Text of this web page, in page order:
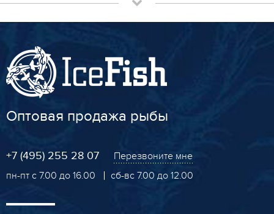
Оптовая продажа рыбы
+7 (495) 255 28 07
Перезвоните мне
пн-пт с 7.00 до 16.00
сб-вс 7.00 до 12.00